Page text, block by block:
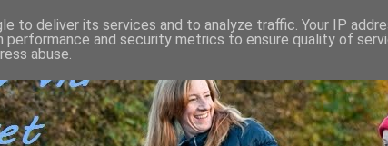
to deliver its services and to analyze traffic. Your IP
performance and security metrics to ensure quality of
abuse.